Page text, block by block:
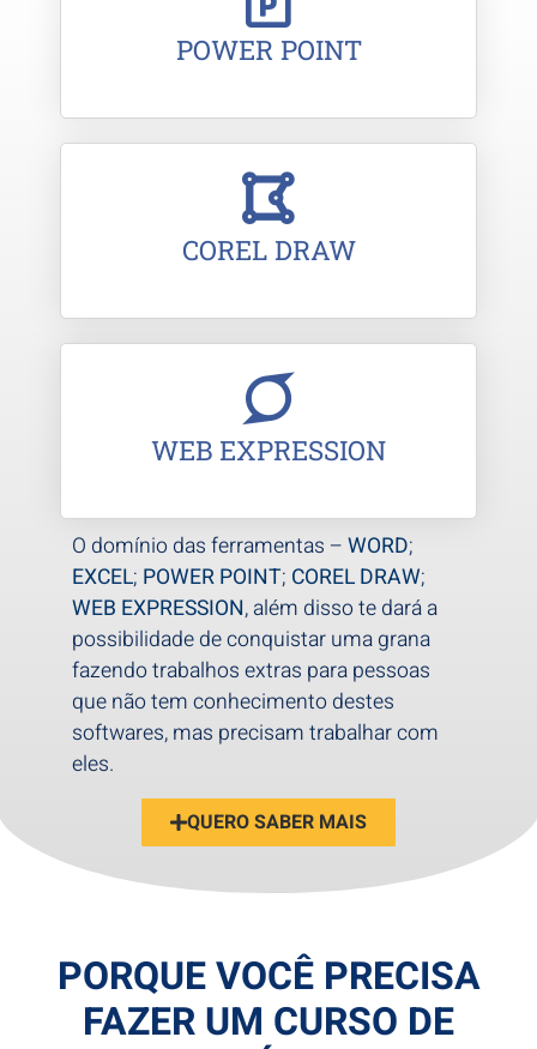
POWER POINT
COREL DRAW
WEB EXPRESSION
O domínio das ferramentas – WORD;
EXCEL; POWER POINT; COREL DRAW;
WEB EXPRESSION, além disso te dará a
possibilidade de conquistar uma grana
fazendo trabalhos extras para pessoas
que não tem conhecimento destes
softwares, mas precisam trabalhar com
eles.
QUERO SABER MAIS
PORQUE VOCÊ PRECISA
FAZER UM CURSO DE